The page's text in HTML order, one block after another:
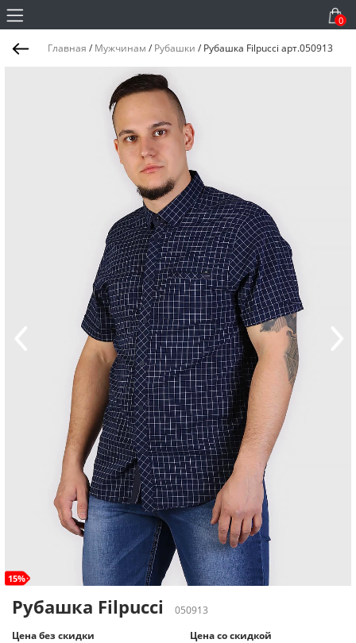
0
Главная / Мужчинам / Рубашки / Рубашка Filpucci арт.050913
15%
Рубашка Filpucci
050913
Цена без скидки
Цена со скидкой